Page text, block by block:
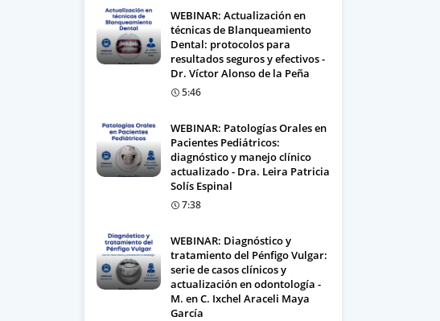
WEBINAR: Actualización en
técnicas de Blanqueamiento
Dental: protocolos para
resultados seguros y efectivos -
Dr. Víctor Alonso de la Peña
5:46
WEBINAR: Patologías Orales en
Pacientes Pediátricos:
diagnóstico y manejo clínico
actualizado - Dra. Leira Patricia
Solís Espinal
7:38
WEBINAR: Diagnóstico y
tratamiento del Pénfigo Vulgar:
serie de casos clínicos y
actualización en odontología -
M. en C. Ixchel Araceli Maya
García